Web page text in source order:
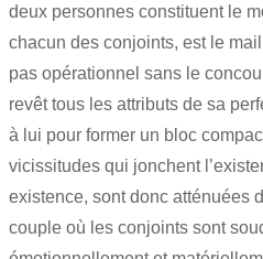
deux personnes constituent le
chacun des conjoints, est le
pas opérationnel sans le
revêt tous les attributs de sa
à lui pour former un bloc
vicissitudes qui jonchent
existence, sont donc atténuées
couple où les conjoints sont